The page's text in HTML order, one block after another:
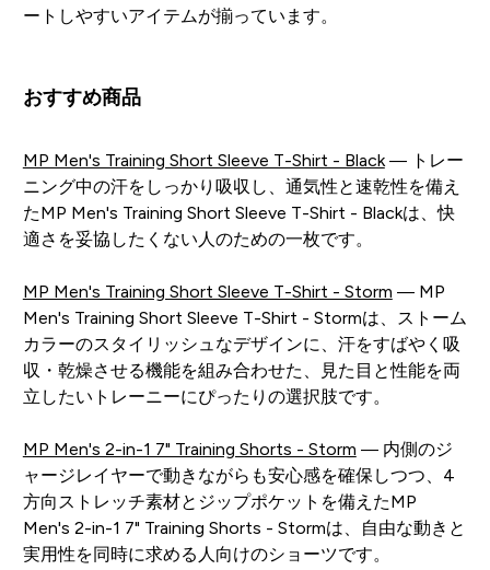
ートしやすいアイテムが揃っています。
おすすめ商品
MP Men's Training Short Sleeve T-Shirt - Black— トレー
ニング中の汗をしっかり吸収し、通気性と速乾性を備え
たMP Men's Training Short Sleeve T-Shirt - Blackは、快
適さを妥協したくない人のための一枚です。
MP Men's Training Short Sleeve T-Shirt - Storm — MP
Men's Training Short Sleeve T-Shirt - Stormは、ストーム
カラーのスタイリッシュなデザインに、汗をすばやく吸
収・乾燥させる機能を組み合わせた、見た目と性能を両
立したいトレーニーにぴったりの選択肢です。
MP Men's 2-in-1 7" Training Shorts - Storm — 内側のジ
ャージレイヤーで動きながらも安心感を確保しつつ、4
方向ストレッチ素材とジップポケットを備えたMP
Men's 2-in-1 7" Training Shorts - Stormは、自由な動きと
実用性を同時に求める人向けのショーツです。